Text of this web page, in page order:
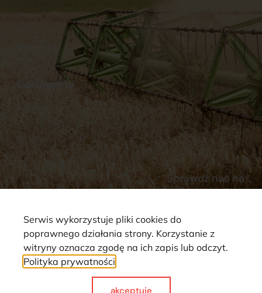
Dokumenty
Regulamin
Polityka prywatności
Reklamacje i zwroty
Dostawy
Płatności
Sklep internetowy
Praca
Ubezpieczenia
Sprawdź nas na
Strona wykorzystuje pliki cookie. Wszystkie prawa zastrzeżone ©
Serwis wykorzystuje pliki cookies do
poprawnego działania strony. Korzystanie z
witryny oznacza zgodę na ich zapis lub odczyt.
Polityka prywatności
akceptuje